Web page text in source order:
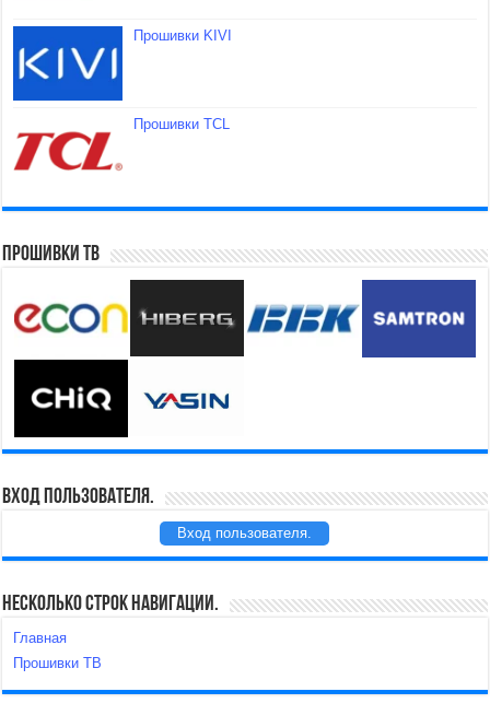
Прошивки KIVI
Прошивки TCL
Прошивки ТВ
Вход пользователя.
Вход пользователя.
Несколько строк навигации.
Главная
Прошивки ТВ